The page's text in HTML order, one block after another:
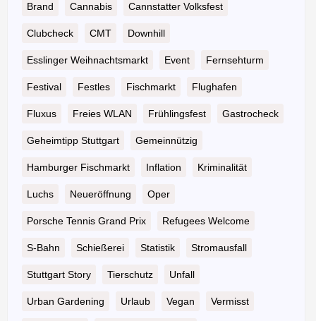
Brand Cannabis Cannstatter Volksfest
Clubcheck CMT Downhill
Esslinger Weihnachtsmarkt Event Fernsehturm
Festival Festles Fischmarkt Flughafen
Fluxus Freies WLAN Frühlingsfest Gastrocheck
Geheimtipp Stuttgart Gemeinnützig
Hamburger Fischmarkt Inflation Kriminalität
Luchs Neueröffnung Oper
Porsche Tennis Grand Prix Refugees Welcome
S-Bahn Schießerei Statistik Stromausfall
Stuttgart Story Tierschutz Unfall
Urban Gardening Urlaub Vegan Vermisst